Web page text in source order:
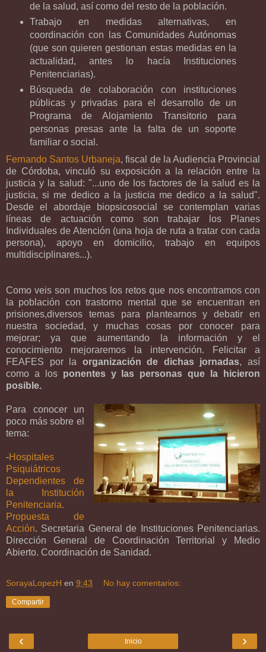
de la salud, así como del resto de la población.
Trabajo en medidas alternativas, en
coordinación con las Comunidades Autónomas
(que son quieren gestionan estas medidas en la
actualidad, antes lo hacía Instituciones
Penitenciarias).
Búsqueda de colaboración con instituciones
públicas y privadas para el desarrollo de un
Programa de Alojamiento Transitorio para
personas presas ante la falta de un soporte
familiar o social.
Fernando Santos Urbaneja, fiscal de la Audiencia Provincial
de Córdoba, vinculó su exposición a la relación entre la
justicia y la salud: "...uno de los factores de la salud es la
justicia, si me dedico a la justicia me dedico a la salud".
Desde el abordaje biopsicosocial se contemplan varias
líneas de actuación como son trabajar los Planes
Individuales de Atención (una hoja de ruta a tratar con cada
persona), apoyo en domicilio, trabajo en equipos
multidisciplinares...).
Como veis son muchos los retos que nos encontramos con
la población con trastorno mental que se encuentran en
prisiones,diversos temas para plantearnos y debatir en
nuestra sociedad, y muchas cosas por conocer para
mejorar; ya que aumentando la información y el
conocimiento mejoraremos la intervención. Felicitar a
FEAFES por la organización de dichas jornadas, así
como a los ponentes y las personas que la hicieron
posible.
Para conocer un
poco más sobre el
tema:
-Hospitales
Psiquiátricos
Dependientes de
la Institución
Penitenciaria.
Propuesta de
Acción. Secretaria General de Instituciones Penitenciarias.
Dirección General de Coordinación Territorial y Medio
Abierto. Coordinación de Sanidad.
SorayaLopezH en 9:43 No hay comentarios:
Compartir
‹ ›
Inicio